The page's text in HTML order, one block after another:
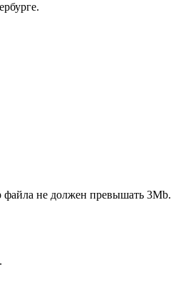
не должен превышать 3Mb.